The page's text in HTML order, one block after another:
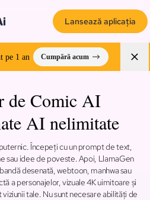
Lansează aplicația
pe 1 an Cumpără acum
de Comic AI
AI nelimitate
Începeți cu un prompt de text,
sau idee de poveste. Apoi, LlamaGen
desenată, webtoon, manhwa sau
a personajelor, vizuale 4K uimitoare și
tale. Nu sunt necesare abilități de